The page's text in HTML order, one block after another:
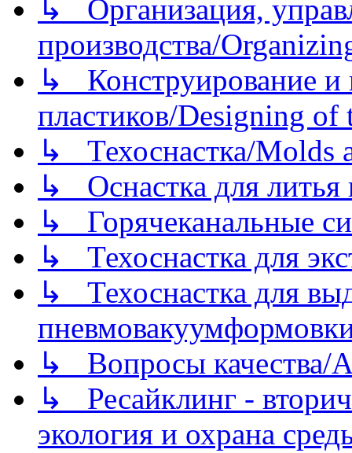
↳ Организация,
производства/
↳ Конструирование и
пластиков/Designing of
↳ Техоснастка/Molds
↳ Оснастка для литья
↳ Горячеканальные
↳ Техоснастка для
↳ Техоснастка для
↳ Вопросы качества/
↳ Ресайклинг -
экология и охрана